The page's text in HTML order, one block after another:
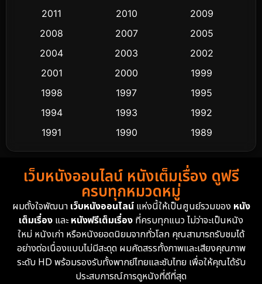
Crime อาชญากรรม 530
Cult Film
Dance เต้น
Detective สืบสวน
Detective สืบสวน
Disney+ 4
Documentary สารคดี 95
Drama ดราม่า
2011
2010
2009
2008
2007
2005
2004
2003
2002
2001
2000
1999
1998
1997
1995
1994
1993
1992
1991
1990
1989
1988
1986
1985
1983
1982
1981
1974
1962
เว็บหนังออนไลน์ หนังเต็มเรื่อง ดูฟรี
ครบทุกหมวดหมู่
ผมตั้งใจพัฒนา เว็บหนังออนไลน์แห่งนี้ให้เป็นศูนย์รวมของ หนัง
เต็มเรื่อง และหนังฟรีเต็มเรื่อง ที่ครบทุกแนว ไม่ว่าจะเป็นหนัง
ใหม่ หนังเก่า หรือหนังยอดนิยมจากทั่วโลก คุณสามารถรับชมได้
อย่างต่อเนื่องแบบไม่มีสะดุด ผมคัดสรรทั้งภาพและเสียงคุณภาพ
ระดับ HD พร้อมรองรับทั้งพากย์ไทยและซับไทย เพื่อให้คุณได้รับ
ประสบการณ์การดูหนังที่ดีที่สุด